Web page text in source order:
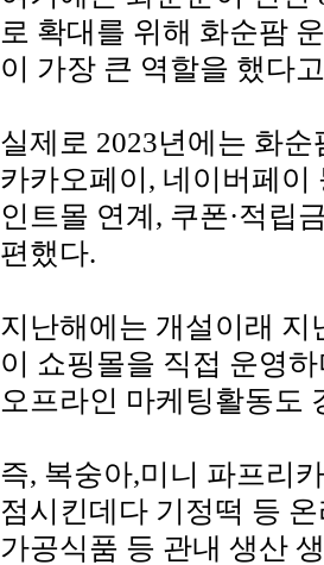
로 확대를 위해 화순팜
이 가장 큰 역할을 했다
실제로 2023년에는 화
카카오페이, 네이버페이
인트몰 연계, 쿠폰·적립
편했다.
지난해에는 개설이래 지
이 쇼핑몰을 직접 운영
오프라인 마케팅활동도
즉, 복숭아,미니 파프리
점시킨데다 기정떡 등
가공식품 등 관내 생산